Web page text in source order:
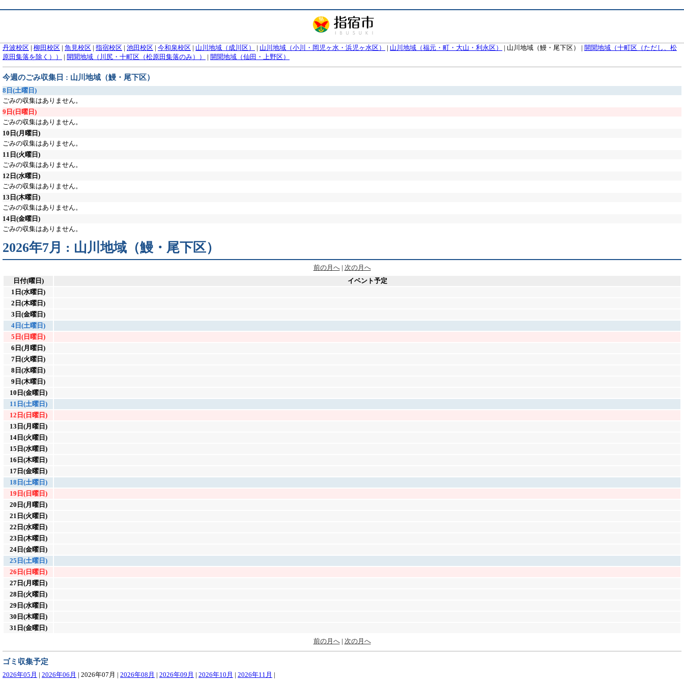
丹波校区 | 柳田校区 | 魚見校区 | 指宿校区 | 池田校区 | 今和泉校区 | 山川地域（成川区） | 山川地域（小川・岡児ヶ水・浜児ヶ水区） | 山川地域（福元・町・大山・利永区） | 山川地域（鰻・尾下区） | 開聞地域（十町区（ただし、松
原田集落を除く））
| 開聞地域（川尻・十町区（松原田集落のみ）） | 開聞地域（仙田・上野区）
今週のごみ収集日 : 山川地域（鰻・尾下区）
8日 (土曜日)
ごみの収集はありません。
9日 (日曜日)
ごみの収集はありません。
10日 (月曜日)
ごみの収集はありません。
11日 (火曜日)
ごみの収集はありません。
12日 (水曜日)
ごみの収集はありません。
13日 (木曜日)
ごみの収集はありません。
14日 (金曜日)
ごみの収集はありません。
2026年7月 : 山川地域（鰻・尾下区）
前の月へ| 次の月へ
日付(曜日)
イベント予定
1日(水曜日)
2日(木曜日)
3日(金曜日)
4日(土曜日)
5日(日曜日)
6日(月曜日)
7日(火曜日)
8日(水曜日)
9日(木曜日)
10日(金曜日)
11日(土曜日)
12日(日曜日)
13日(月曜日)
14日(火曜日)
15日(水曜日)
16日(木曜日)
17日(金曜日)
18日(土曜日)
19日(日曜日)
20日(月曜日)
21日(火曜日)
22日(水曜日)
23日(木曜日)
24日(金曜日)
25日(土曜日)
26日(日曜日)
27日(月曜日)
28日(火曜日)
29日(水曜日)
30日(木曜日)
31日(金曜日)
前の月へ| 次の月へ
ゴミ収集予定
2026年05月 | 2026年06月 | 2026年07月 | 2026年08月 | 2026年09月 | 2026年10月 | 2026年11月 |